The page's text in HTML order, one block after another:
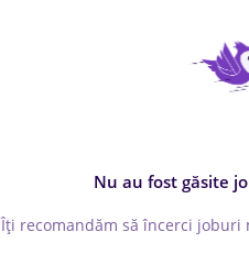
Nu au fost găsite
Îți recomandăm să încerci